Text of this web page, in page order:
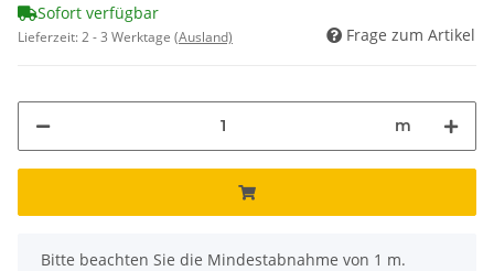
Sofort verfügbar
Lieferzeit:2 - 3 Werktage (Ausland) Frage zum Artikel
m
x
Bitte beachten Sie die Mindestabnahme von 1 m.